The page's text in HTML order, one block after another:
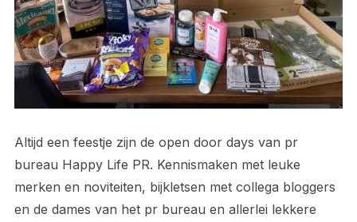
Altijd een feestje zijn de open door days van pr
bureau Happy Life PR. Kennismaken met leuke
merken en noviteiten, bijkletsen met collega bloggers
en de dames van het pr bureau en allerlei lekkere